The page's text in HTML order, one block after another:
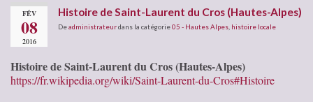
FÉV
08
2016
Histoire de Saint-Laurent du Cros (Hautes-Alpes)
Deadministrateurdans la catégorie05 - Hautes Alpes histoire locale
Histoire de Saint-Laurent du Cros (Hautes-Alpes)
https://fr.wikipedia.org/wiki/Saint-Laurent-du-Cros#Histoire